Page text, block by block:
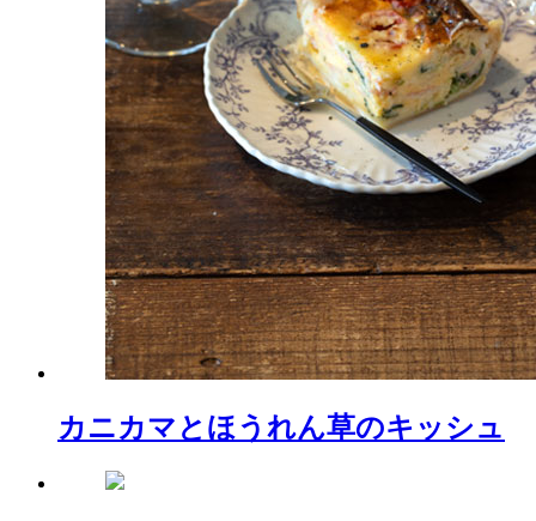
カニカマとほうれん草のキッシュ